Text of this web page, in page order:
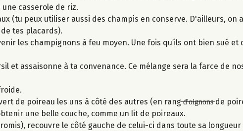
casserole de riz.
(tu peux utiliser aussi des champis en conserve. D'ailleurs, on
tes placards).
les champignons à feu moyen. Une fois qu’ils ont bien sué et
et assaisonne à ta convenance. Ce mélange sera la farce de
de poireau les uns à côté des autres (en rang ̶d̶'̶o̶i̶g̶n̶o̶n̶s̶ de
une belle couche, comme un lit de poireaux.
recouvre le côté gauche de celui-ci dans toute sa longueur